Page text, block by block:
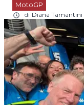
MotoGP
di Diana Tamantini